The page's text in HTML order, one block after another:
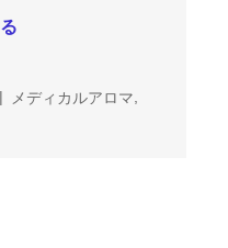
メディカルアロマ,